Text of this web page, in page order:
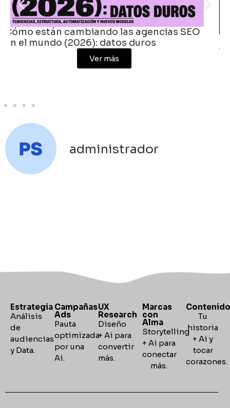
Agencias digitales en Colombia: crece la
inversión, se comprime la agencia
administrador
Estrategia
Análisis
de
audiencias
y Data.
Campañas
Ads
Pauta
optimizada
por una
Ai.
UX
Research
Diseño
+ Ai para
convertir
más.
Marcas
con
Alma
Storytelling
+Ai para
conectar
más.
Tu
historia
+ Ai y
tocar